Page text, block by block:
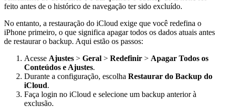
feito antes de o histórico de navegação ter sido excluído.
No entanto, a restauração do iCloud exige que você redefina o
iPhone primeiro, o que significa apagar todos os dados atuais antes
de restaurar o backup. Aqui estão os passos:
Acesse Ajustes > Geral > Redefinir > Apagar Todos os
Conteúdos e Ajustes.
Durante a configuração, escolha Restaurar do Backup do
iCloud.
Faça login no iCloud e selecione um backup anterior à
exclusão.